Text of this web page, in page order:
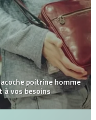
poitrine homme
à vos besoins